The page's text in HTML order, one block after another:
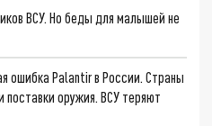
ВСУ. Но беды для малышей не
ошибка Palantir в России. Страны
поставки оружия. ВСУ теряют